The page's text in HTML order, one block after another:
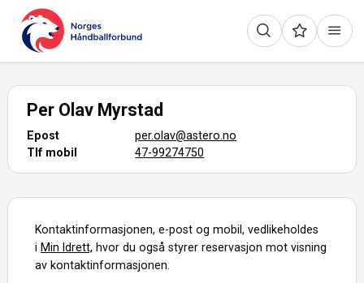
Per Olav Myrstad
Epost
per.olav@astero.no
Tlf mobil
47-99274750
Kontaktinformasjonen, e-post og mobil, vedlikeholdes
i Min Idrett, hvor du også styrer reservasjon mot visning
av kontaktinformasjonen.